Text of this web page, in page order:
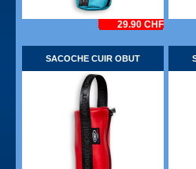
29.90 CHF
SACOCHE CUIR OBUT